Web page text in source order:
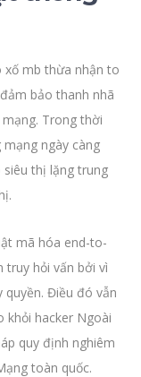
xố mb thừa nhận to
bảo thanh nhã
Trong thời
ngày càng
thị lặng trung
mã hóa end-to-
truy hỏi vấn bởi vì
quyền. Điều đó vẫn
khỏi hacker Ngoài
quy định nghiêm
toàn quốc.